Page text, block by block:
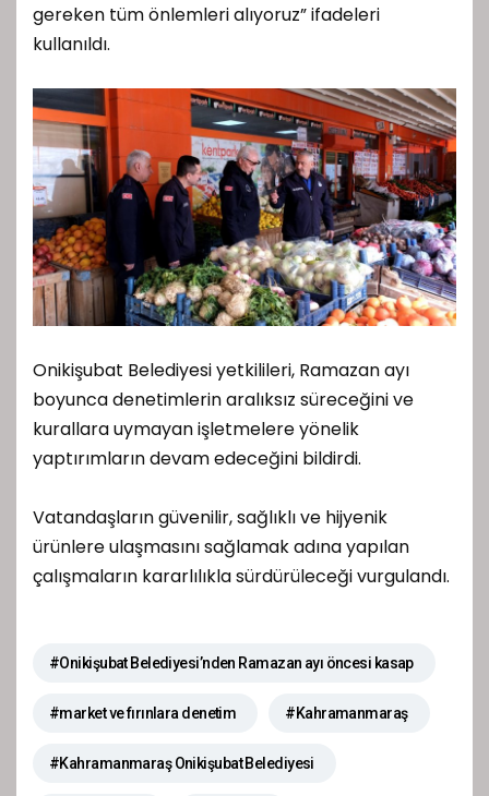
gereken tüm önlemleri alıyoruz” ifadeleri
kullanıldı.
Onikişubat Belediyesi yetkilileri, Ramazan ayı
boyunca denetimlerin aralıksız süreceğini ve
kurallara uymayan işletmelere yönelik
yaptırımların devam edeceğini bildirdi.
Vatandaşların güvenilir, sağlıklı ve hijyenik
ürünlere ulaşmasını sağlamak adına yapılan
çalışmaların kararlılıkla sürdürüleceği vurgulandı.
#Onikişubat Belediyesi’nden Ramazan ayı öncesi kasap
#market ve fırınlara denetim #Kahramanmaraş
#Kahramanmaraş Onikişubat Belediyesi